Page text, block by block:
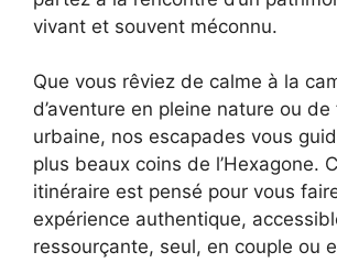
vivant et souvent méconnu.
Que vous rêviez de calme à la
d’aventure en pleine nature ou de
urbaine, nos escapades vous
plus beaux coins de l’Hexagone.
itinéraire est pensé pour vous
expérience authentique,
ressourçante, seul, en couple ou